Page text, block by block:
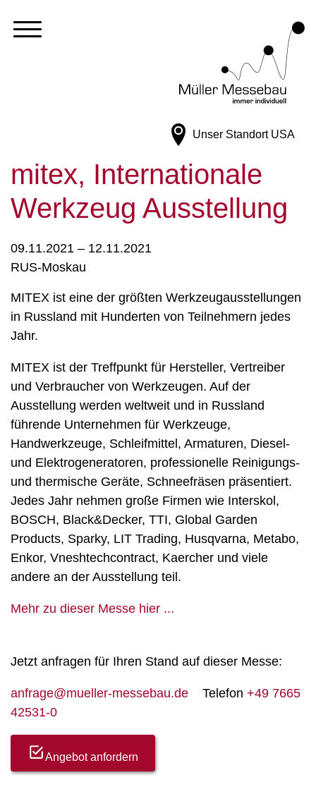
Unser Standort USA
mitex, Internationale
Werkzeug Ausstellung
09.11.2021 – 12.11.2021
RUS-Moskau
MITEX ist eine der größten Werkzeugausstellungen
in Russland mit Hunderten von Teilnehmern jedes
Jahr.
MITEX ist der Treffpunkt für Hersteller, Vertreiber
und Verbraucher von Werkzeugen. Auf der
Ausstellung werden weltweit und in Russland
führende Unternehmen für Werkzeuge,
Handwerkzeuge, Schleifmittel, Armaturen, Diesel-
und Elektrogeneratoren, professionelle Reinigungs-
und thermische Geräte, Schneefräsen präsentiert.
Jedes Jahr nehmen große Firmen wie Interskol,
BOSCH, Black&Decker, TTI, Global Garden
Products, Sparky, LIT Trading, Husqvarna, Metabo,
Enkor, Vneshtechcontract, Kaercher und viele
andere an der Ausstellung teil.
Mehr zu dieser Messe hier ...
Jetzt anfragen für Ihren Stand auf dieser Messe:
anfrage@mueller-messebau.de Telefon +49 7665
42531-0
Angebot anfordern